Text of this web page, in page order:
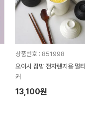
상품번호 : 851998
오이시 집밥 전자렌지용 멀
커
13,100원